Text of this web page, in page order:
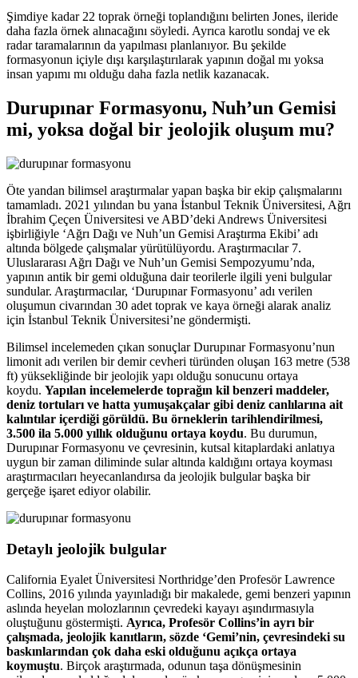
Şimdiye kadar 22 toprak örneği toplandığını belirten Jones, ileride
daha fazla örnek alınacağını söyledi. Ayrıca karotlu sondaj ve ek
radar taramalarının da yapılması planlanıyor. Bu şekilde
formasyonun içiyle dışı karşılaştırılarak yapının doğal mı yoksa
insan yapımı mı olduğu daha fazla netlik kazanacak.
Durupınar Formasyonu, Nuh’un Gemisi
mi, yoksa doğal bir jeolojik oluşum mu?
Öte yandan bilimsel araştırmalar yapan başka bir ekip çalışmalarını
tamamladı. 2021 yılından bu yana İstanbul Teknik Üniversitesi, Ağrı
İbrahim Çeçen Üniversitesi ve ABD’deki Andrews Üniversitesi
işbirliğiyle ‘Ağrı Dağı ve Nuh’un Gemisi Araştırma Ekibi’ adı
altında bölgede çalışmalar yürütülüyordu. Araştırmacılar 7.
Uluslararası Ağrı Dağı ve Nuh’un Gemisi Sempozyumu’nda,
yapının antik bir gemi olduğuna dair teorilerle ilgili yeni bulgular
sundular. Araştırmacılar, ‘Durupınar Formasyonu’ adı verilen
oluşumun civarından 30 adet toprak ve kaya örneği alarak analiz
için İstanbul Teknik Üniversitesi’ne göndermişti.
Bilimsel incelemeden çıkan sonuçlar Durupınar Formasyonu’nun
limonit adı verilen bir demir cevheri türünden oluşan 163 metre (538
ft) yüksekliğinde bir jeolojik yapı olduğu sonucunu ortaya
koydu. Yapılan incelemelerde toprağın kil benzeri maddeler,
deniz tortuları ve hatta yumuşakçalar gibi deniz canlılarına ait
kalıntılar içerdiği görüldü. Bu örneklerin tarihlendirilmesi,
3.500 ila 5.000 yıllık olduğunu ortaya koydu. Bu durumun,
Durupınar Formasyonu ve çevresinin, kutsal kitaplardaki anlatıya
uygun bir zaman diliminde sular altında kaldığını ortaya koyması
araştırmacıları heyecanlandırsa da jeolojik bulgular başka bir
gerçeğe işaret ediyor olabilir.
Detaylı jeolojik bulgular
California Eyalet Üniversitesi Northridge’den Profesör Lawrence
Collins, 2016 yılında yayınladığı bir makalede, gemi benzeri yapının
aslında heyelan molozlarının çevredeki kayayı aşındırmasıyla
oluştuğunu göstermişti. Ayrıca, Profesör Collins’in ayrı bir
çalışmada, jeolojik kanıtların, sözde ‘Gemi’nin, çevresindeki su
baskınlarından çok daha eski olduğunu açıkça ortaya
koymuştu. Birçok araştırmada, odunun taşa dönüşmesinin